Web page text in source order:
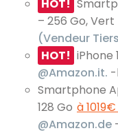
HOT!
– 256 Go, Vert
(Vendeur
HOT! iPhone
@Amazon.it. -
Smartphone
128 Go à
@Amazon.de